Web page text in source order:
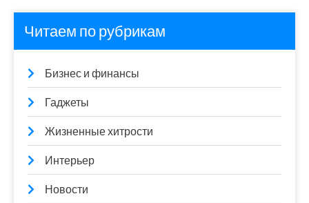
Читаем по рубрикам
Бизнес и финансы
Гаджеты
Жизненные хитрости
Интерьер
Новости